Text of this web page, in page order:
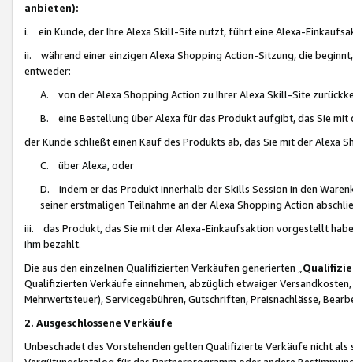
anbieten):
i. ein Kunde, der Ihre Alexa Skill-Site nutzt, führt eine Alexa-
ii. während einer einzigen Alexa Shopping Action-Sitzung, die
entweder:
A. von der Alexa Shopping Action zu Ihrer Alexa Skill-Site
B. eine Bestellung über Alexa für das Produkt aufgibt, das Sie mit
der Kunde schließt einen Kauf des Produkts ab, das Sie mit der Alexa
C. über Alexa, oder
D. indem er das Produkt innerhalb der Skills Session in den
seiner erstmaligen Teilnahme an der Alexa Shopping Action
iii. das Produkt, das Sie mit der Alexa-Einkaufsaktion vorgestellt
ihm bezahlt.
Die aus den einzelnen Qualifizierten Verkäufen generierten „
Qualifizierten Verkäufe einnehmen, abzüglich etwaiger
Mehrwertsteuer), Servicegebühren, Gutschriften, Preisnachlässe,
2. Ausgeschlossene Verkäufe
Unbeschadet des Vorstehenden gelten Qualifizierte Verkäufe nicht